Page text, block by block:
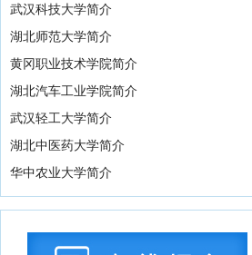
议案件处理程序的...
中共中央 国务院转发《中央宣传部、司
法部关于开展法... 2026-07-28
教育部办公厅关于2026年度教育部大中
小学课程教材...
教育部等九部门关于开展2026年国家通
用语言文字推...
国务院关于印发《全民健身计划（2026
中共中央 国务院印发《关于加强新时代
武汉科技大学简介
湖北师范大学简介
黄冈职业技术学院简介
湖北汽车工业学院简介
武汉轻工大学简介
湖北中医药大学简介
华中农业大学简介